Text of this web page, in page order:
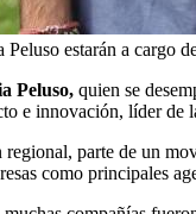
estarán a cargo
Peluso, quien se
e innovación, líder
parte de un
como principales